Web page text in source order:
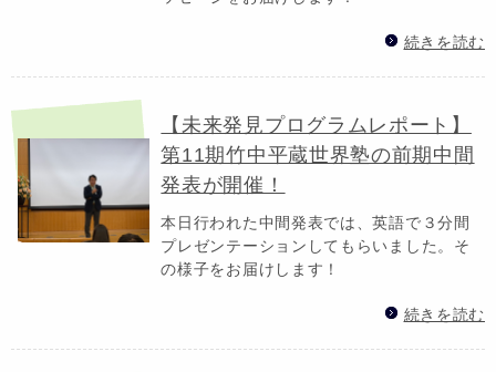
続きを読む
【未来発見プログラムレポート】
第11期竹中平蔵世界塾の前期中間
発表が開催！
本日行われた中間発表では、英語で３分間
プレゼンテーションしてもらいました。そ
の様子をお届けします！
続きを読む